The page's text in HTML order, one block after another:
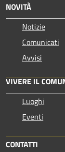
NOVITÀ
Notizie
Comunicati
Avvisi
VIVERE IL
Luoghi
Eventi
CONTATTI